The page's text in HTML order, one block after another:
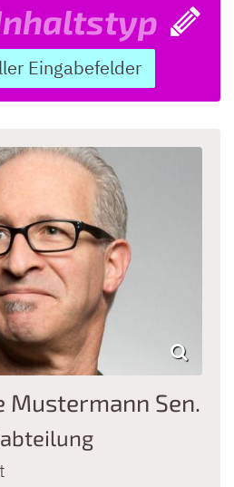
Eingabefelder
Mustermann Sen.